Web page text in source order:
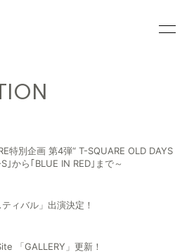
DISCOGRAPHY
CONTACT
GALLERY
特別企画 第4弾“ T-SQUARE OLD DAYS
｣から｢BLUE IN RED｣まで～
ィバル」出演決定！
「GALLERY」更新！